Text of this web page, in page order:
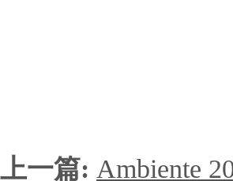
上一篇: Ambiente